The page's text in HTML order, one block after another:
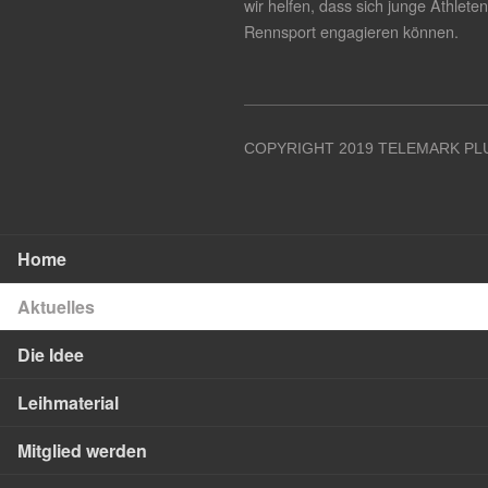
wir helfen, dass sich junge
Rennsport engagieren können.
COPYRIGHT 2019 TELEMARK
Home
Aktuelles
Die Idee
Leihmaterial
Mitglied werden